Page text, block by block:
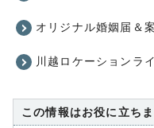
オリジナル婚姻届＆
川越ロケーションラ
この情報はお役に立ち